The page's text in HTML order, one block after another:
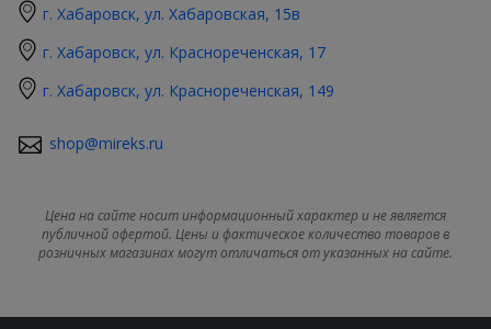
г. Хабаровск, ул. Хабаровская, 15в
г. Хабаровск, ул. Краснореченская, 17
г. Хабаровск, ул. Краснореченская, 149
shop@mireks.ru
Цена на сайте носит информационный характер и не является
публичной офертой. Цены и фактическое количество товаров в
розничных магазинах могут отличаться от указанных на сайте.